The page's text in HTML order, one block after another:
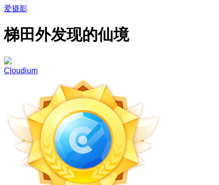
爱摄影
梯田外发现的仙境
Cloudium